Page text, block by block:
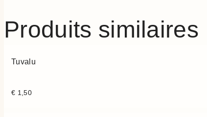
Produits similaires
Tuvalu
€ 1,50